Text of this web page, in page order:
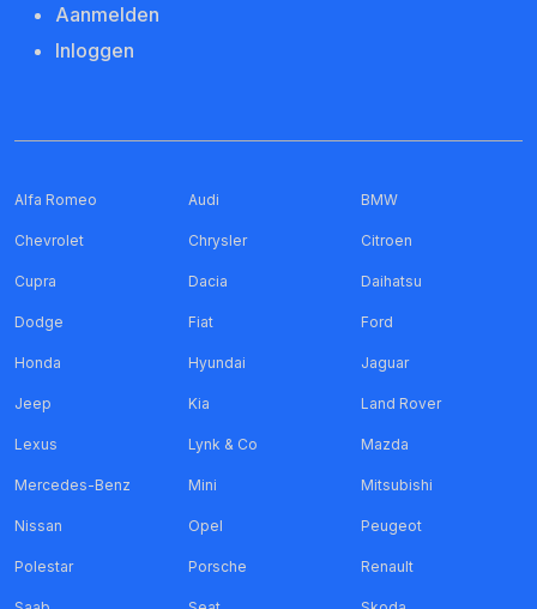
Aanmelden
Inloggen
Alfa Romeo Audi BMW
Chevrolet Chrysler Citroen
Cupra Dacia Daihatsu
Dodge Fiat Ford
Honda Hyundai Jaguar
Jeep Kia Land Rover
Lexus Lynk & Co Mazda
Mercedes-Benz Mini Mitsubishi
Nissan Opel Peugeot
Polestar Porsche Renault